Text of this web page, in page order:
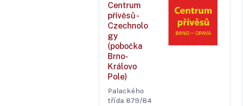
Centrum
přívěsů -
Czechnolo
gy
(pobočka
Brno-
Královo
Pole)
Palackého
třída 879/84